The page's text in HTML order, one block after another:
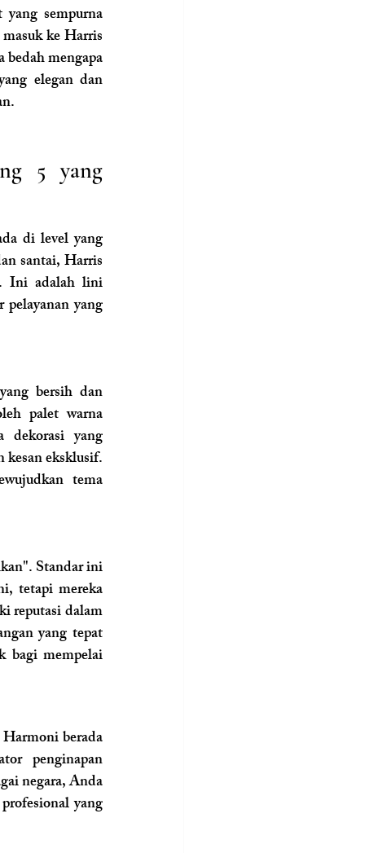
sempurna
ke Harris
mengapa
elegan dan
5 yang
di level yang
santai, Harris
Ini adalah lini
yang
bersih dan
palet warna
dekorasi yang
eksklusif.
tema
Standar ini
tetapi mereka
reputasi dalam
yang tepat
bagi mempelai
berada
penginapan
negara, Anda
yang